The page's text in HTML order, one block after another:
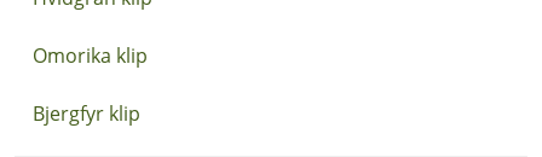
Omorika klip
Bjergfyr klip